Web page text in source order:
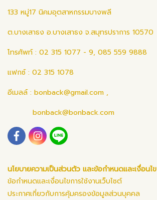
133 หมู่17 นิคมอุตสาหกรรมบางพลี
ต.บางเสาธง อ.บางเสาธง จ.สมุทรปราการ 10570
โทรศัพท์ : 02 315 1077 - 9, 085 559 9888
แฟกซ์ : 02 315 1078
อีเมลล์ : bonback@gmail.com ,
bonback@bonback.com
นโยบายความเป็นส่วนตัว และข้อกำหนดและเงื่อนไข
ข้อกำหนดและเงื่อนไขการใช้งานเว็บไซต์
ประกาศเกี่ยวกับการคุ้มครองข้อมูลส่วนบุคคล